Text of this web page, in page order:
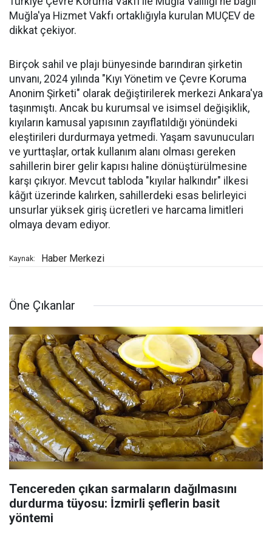
Muğla'ya Hizmet Vakfı ortaklığıyla kurulan MUÇEV de
dikkat çekiyor.
Birçok sahil ve plajı bünyesinde barındıran şirketin
unvanı, 2024 yılında "Kıyı Yönetim ve Çevre Koruma
Anonim Şirketi" olarak değiştirilerek merkezi Ankara'ya
taşınmıştı. Ancak bu kurumsal ve isimsel değişiklik,
kıyıların kamusal yapısının zayıflatıldığı yönündeki
eleştirileri durdurmaya yetmedi. Yaşam savunucuları
ve yurttaşlar, ortak kullanım alanı olması gereken
sahillerin birer gelir kapısı haline dönüştürülmesine
karşı çıkıyor. Mevcut tabloda "kıyılar halkındır" ilkesi
kâğıt üzerinde kalırken, sahillerdeki esas belirleyici
unsurlar yüksek giriş ücretleri ve harcama limitleri
olmaya devam ediyor.
Kaynak: Haber Merkezi
Öne Çıkanlar
Tencereden çıkan sarmaların dağılmasını
durdurma tüyosu: İzmirli şeflerin basit
yöntemi